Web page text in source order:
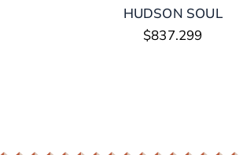
HUDSON SOUL
$837.299